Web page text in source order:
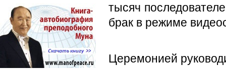
тысяч
брак в режиме
Церемонией